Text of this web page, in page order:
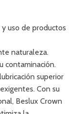
uso de productos
naturaleza.
contaminación.
superior
Con su
Beslux Crown